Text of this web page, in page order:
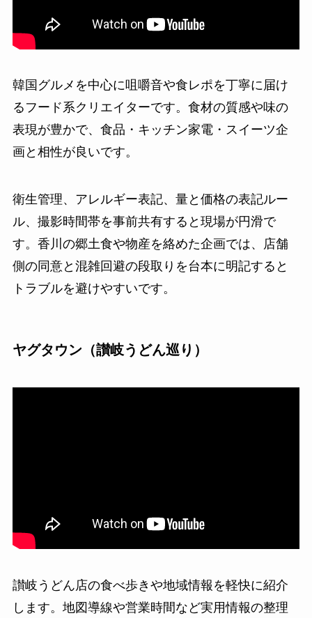
韓国グルメを中心に咀嚼音や食レポを丁寧に届け
るフード系クリエイターです。食材の質感や味の
表現が豊かで、食品・キッチン家電・スイーツ企
画と相性が良いです。
衛生管理、アレルギー表記、量と価格の表記ルー
ル、撮影時間帯を事前共有すると現場が円滑で
す。香川の郷土食や物産を絡めた企画では、店舗
側の同意と混雑回避の段取りを台本に明記すると
トラブルを避けやすいです。
ヤグタウン（讃岐うどん巡り）
讃岐うどん店の食べ歩きや地域情報を軽快に紹介
します。地図導線や営業時間など実用情報の整理